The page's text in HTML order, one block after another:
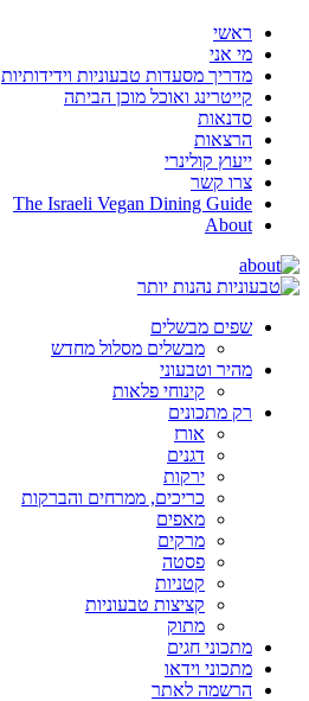
ראשי
מי אני
מדריך מסעדות טבעוניות וידידותיות
קייטרינג ואוכל מוכן הביתה
סדנאות
הרצאות
ייעוץ קולינרי
צרו קשר
The Israeli Vegan Dining Guide
About
שפים מבשלים
מבשלים מסלול מחדש
מהיר וטבעוני
קינוחי פלאות
רק מתכונים
אורז
דגנים
ירקות
כריכים, ממרחים והברקות
מאפים
מרקים
פסטה
קטניות
קציצות טבעוניות
מתוק
מתכוני חגים
מתכוני וידאו
הרשמה לאתר